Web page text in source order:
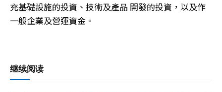
充基礎設施的投資、技術及產品 開發的投資，以及作
一般企業及營運資金。
继续阅读